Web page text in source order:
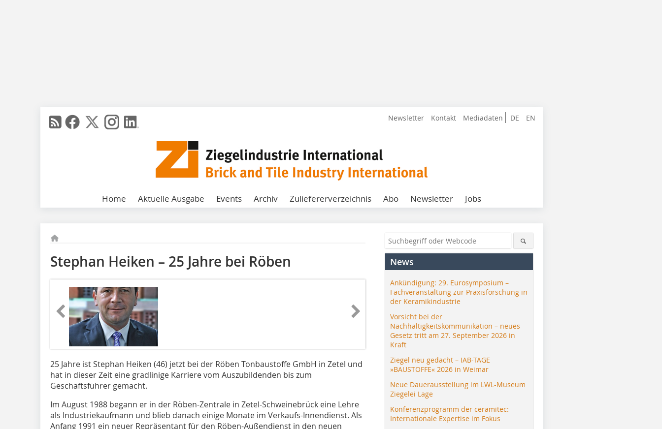
DE EN
Newsletter Kontakt Mediadaten
Home Aktuelle Ausgabe Events Archiv Zuliefererverzeichnis Abo Newsletter Jobs
Stephan Heiken – 25 Jahre bei Röben
25 Jahre ist Stephan Heiken (46) jetzt bei der ­Röben Tonbaustoffe GmbH in Zetel und
hat in dieser Zeit eine grad­linige Karriere vom Auszubildenden bis zum
Geschäftsführer gemacht.
Im August 1988 begann er in der Röben-Zentrale in Zetel-Schweinebrück eine Lehre
als Industriekaufmann und blieb danach einige Monate im Verkaufs-Innendienst. Als
Anfang 1991 ein neuer Repräsentant für den Röben-Außendienst in den neuen
News
Ankündigung: 29. Eurosymposium –
Fachveranstaltung zur Praxisforschung in
der Keramikindustrie
Vorsicht bei der
Nachhaltigkeitskommunikation – neues
Gesetz tritt am 27. September 2026 in
Kraft
Ziegel neu gedacht – IAB-TAGE
»BAUSTOFFE« 2026 in Weimar
Neue Dauerausstellung im LWL-Museum
Ziegelei Lage
Konferenzprogramm der ceramitec:
Internationale Expertise im Fokus